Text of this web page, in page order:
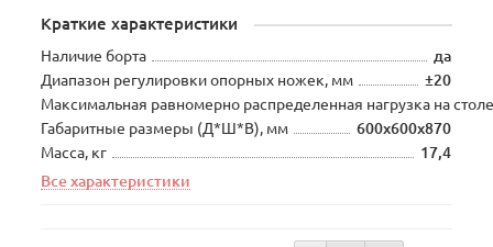
Краткие характеристики
Наличие борта
да
Диапазон регулировки опорных ножек, мм
±20
Максимальная равномерно распределенная нагрузка на
Габаритные размеры (Д*Ш*В), мм
600х600х870
Масса, кг
17,4
Все характеристики